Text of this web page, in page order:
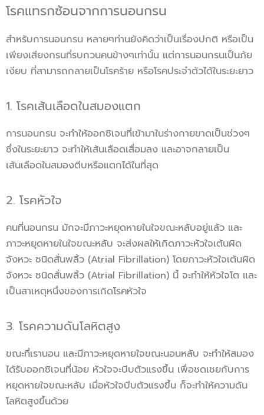
โรคแทรกซ้อนจากการนอนกรน
สำหรับการนอนกรน หลายๆท่านยังคิดว่าเป็นเรื่องปกติ หรือเป็น
เพียงเสียงกรนที่รบกวนคนข้างๆเท่านั้น แต่การนอนกรนเป็นภัย
เงียบ ที่สามารถกลายเป็นโรคร้าย หรือโรคประจำตัวได้ในระยะยาว
1. โรคเส้นเลือดในสมองแตก
การนอนกรน จะทำให้ออกซิเจนที่เข้ามาในร่างกายขาดเป็นช่วงๆ
ซึ่งในระยะยาว จะทำให้เส้นเลือดเสื่อมลง และอาจกลายเป็น
เส้นเลือดในสมองตีบหรือแตกได้ในที่สุด
2. โรคหัวใจ
คนที่นอนกรน มักจะมีภาวะหยุดหายในใจขณะหลับอยู่แล้ว และ
ภาวะหยุดหายในใจขณะหลับ จะส่งผลให้เกิดภาวะหัวใจเต้นผิด
จังหวะ ชนิดสั่นพลิ้ว (Atrial Fibrillation) โดยภาวะหัวใจเต้นผิด
จังหวะ ชนิดสั่นพลิ้ว (Atrial Fibrillation) นี้ จะทำให้หัวใจโต และ
เป็นสาเหตุหนึ่งของการเกิดโรคหัวใจ
3. โรคความดันโลหิตสูง
ขณะที่เรานอน และมีภาวะหยุดหายใจขณะนอนหลับ จะทำให้สมอง
ได้รับออกซิเจนที่น้อย หัวใจจะบีบตัวแรงขึ้น เพื่อชดเชยกับการ
หยุดหายใจขณะหลับ เมื่อหัวใจบีบตัวแรงขึ้น ก็จะทำให้ความดัน
โลหิตสูงขึ้นด้วย